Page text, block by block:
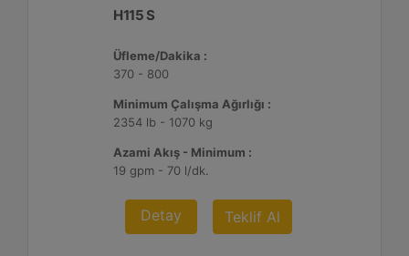
H115 S
Üfleme/Dakika :
370 - 800
Minimum Çalışma Ağırlığı :
2354 lb - 1070 kg
Azami Akış - Minimum :
19 gpm - 70 l/dk.
Detay Teklif Al